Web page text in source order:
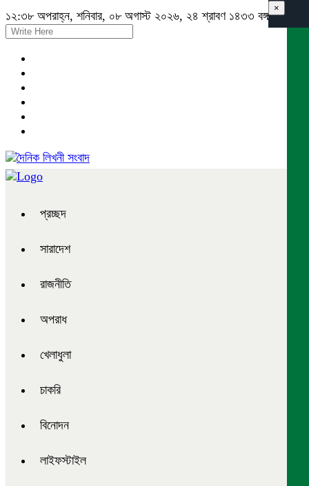
১২:৩৮ অপরাহ্ন, শনিবার, ০৮ অগাস্ট ২০২৬, ২৪ শ্রাবণ ১৪৩৩ বঙ্গাব্দ
প্রচ্ছদ
সারাদেশ
রাজনীতি
অপরাধ
খেলাধুলা
চাকরি
বিনোদন
লাইফস্টাইল
×